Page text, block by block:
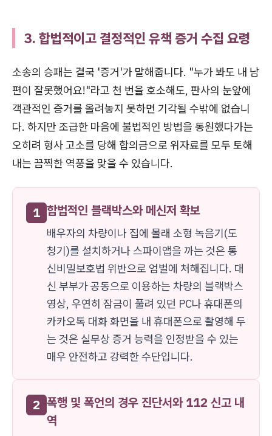
3. 합법적이고 결정적인 유책 증거 수집 요령
소송의 승패는 결국 '증거'가 말해줍니다. "누가 봐도 내 남
편이 잘못했어요!"라고 천 번을 호소해도, 판사의 눈앞에
객관적인 증거를 올려놓지 못하면 기각될 수밖에 없습니
다. 하지만 조급한 마음에 불법적인 방법을 동원했다가는
오히려 형사 고소를 당해 합의금으로 위자료를 모두 토해
내는 끔찍한 역풍을 맞을 수 있습니다.
1 합법적인 블랙박스와 메신저 확보
배우자의 차량이나 집에 몰래 소형 녹음기(도
청기)를 설치하거나 스파이앱을 까는 것은 통
신비밀보호법 위반으로 엄벌에 처해집니다. 대
신 부부가 공동으로 이용하는 차량의 블랙박스
영상, 우연히 잠금이 풀려 있던 PC나 휴대폰의
카카오톡 대화 화면을 내 휴대폰으로 촬영해 두
는 것은 실무상 증거 능력을 인정받을 수 있는
매우 안전하고 강력한 수단입니다.
2 폭행 및 폭언의 경우 진단서와 112 신고 내
역